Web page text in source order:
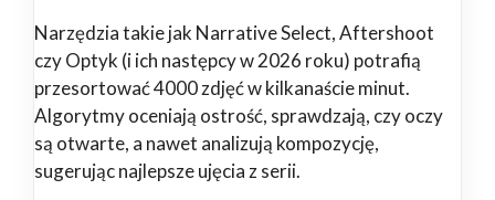
Narzędzia takie jak Narrative Select, Aftershoot
czy Optyk (i ich następcy w 2026 roku) potrafią
przesortować 4000 zdjęć w kilkanaście minut.
Algorytmy oceniają ostrość, sprawdzają, czy oczy
są otwarte, a nawet analizują kompozycję,
sugerując najlepsze ujęcia z serii.